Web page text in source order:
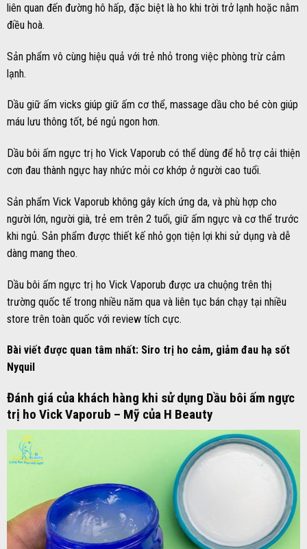
liên quan đến đường hô hấp, đặc biệt là ho khi trời trở lạnh hoặc nằm
điều hoà.
Sản phẩm vô cùng hiệu quả với trẻ nhỏ trong việc phòng trừ cảm
lạnh.
Dầu giữ ấm vicks giúp giữ ấm cơ thể, massage dầu cho bé còn giúp
máu lưu thông tốt, bé ngủ ngon hơn.
Dầu bôi ấm ngực trị ho Vick Vaporub có thể dùng để hỗ trợ cải thiện
cơn đau thành ngực hay nhức mỏi cơ khớp ở người cao tuổi.
Sản phẩm Vick Vaporub không gây kích ứng da, và phù hợp cho
người lớn, người già, trẻ em trên 2 tuổi, giữ ấm ngực và cơ thể trước
khi ngủ. Sản phẩm được thiết kế nhỏ gọn tiện lợi khi sử dụng và dễ
dàng mang theo.
Dầu bôi ấm ngực trị ho Vick Vaporub được ưa chuộng trên thị
trường quốc tế trong nhiều năm qua và liên tục bán chạy tại nhiều
store trên toàn quốc với review tích cực.
Bài viết được quan tâm nhất: Siro trị ho cảm, giảm đau hạ sốt
Nyquil
Đánh giá của khách hàng khi sử dụng Dầu bôi ấm ngực
trị ho Vick Vaporub – Mỹ của H Beauty